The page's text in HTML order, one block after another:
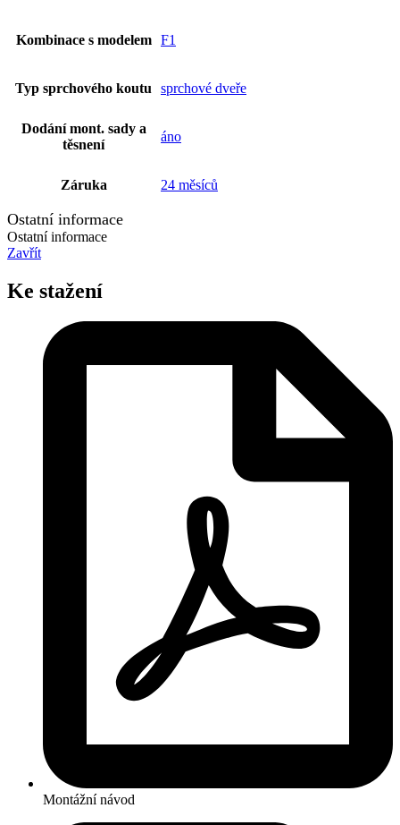
Kombinace s modelem F1
Typ sprchového koutu sprchové dveře
Dodání mont. sady a
těsnení
áno
Záruka 24 měsíců
Ostatní informace
Ostatní informace
Zavřít
Ke stažení
Montážní návod